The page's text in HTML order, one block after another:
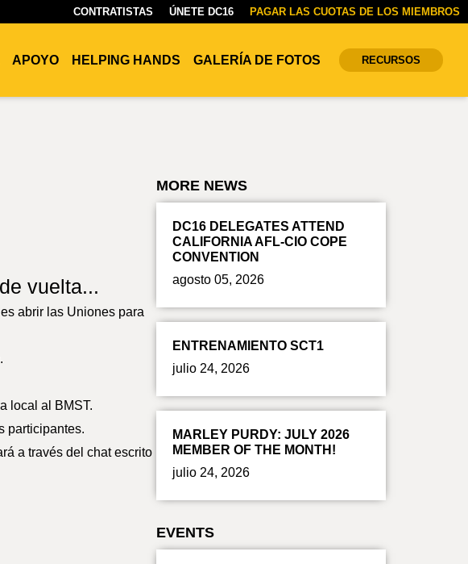
CONTRATISTAS ÚNETE DC16 PAGAR LAS CUOTAS DE LOS MIEMBROS
APOYO HELPING HANDS GALERÍA DE FOTOS RECURSOS
vuelta...
abrir las Uniones para
local al BMST.
participantes.
a través del chat escrito
MORE NEWS
DC16 DELEGATES ATTEND
CALIFORNIA AFL-CIO COPE
CONVENTION
agosto 05, 2026
ENTRENAMIENTO SCT1
julio 24, 2026
MARLEY PURDY: JULY 2026
MEMBER OF THE MONTH!
julio 24, 2026
EVENTS